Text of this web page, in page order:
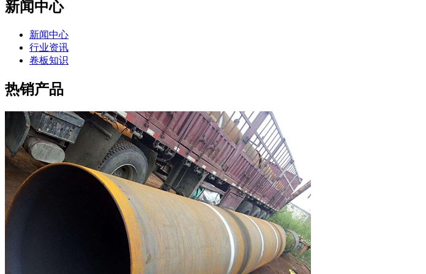
新闻中心
新闻中心
行业资讯
卷板知识
热销产品